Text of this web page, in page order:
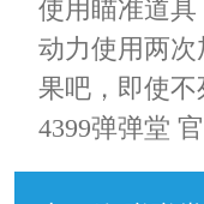
使用瞄准道
动力使用两
果吧，即使
4399弹弹堂